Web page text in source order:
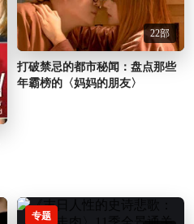
22部
打破禁忌的都市秘闻：盘点那些
年霸榜的〈妈妈的朋友〉
专题